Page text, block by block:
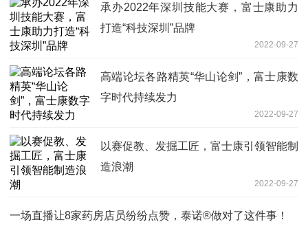
承办2022年深圳技能大赛，富士康助力
打造“科技深圳”品牌
2022-09-27
高端论坛各路精英“华山论剑”，富士康数
字时代持续发力
2022-09-27
以赛促教、发掘工匠，富士康引领智能制
造浪潮
2022-09-27
一场直播让8家药房店员纷纷点赞，泰诺®做对了这件事！